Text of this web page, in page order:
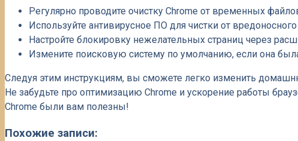
Регулярно проводите очистку Chrome от временных
Используйте антивирусное ПО для чистки от
Настройте блокировку нежелательных страниц через
Измените поисковую систему по умолчанию, если она
Следуя этим инструкциям, вы сможете легко изменить
Не забудьте про оптимизацию Chrome и ускорение работы
Chrome были вам полезны!
Похожие записи: